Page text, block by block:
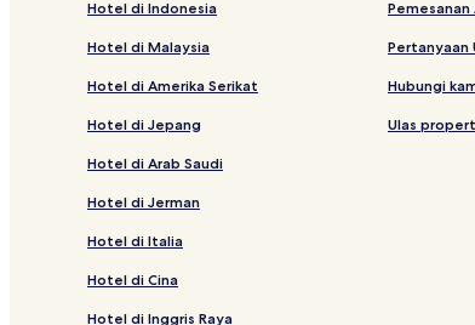
Hotel di Indonesia
Hotel di Malaysia
Hotel di Amerika Serikat
Hotel di Jepang
Hotel di Arab Saudi
Hotel di Jerman
Hotel di Italia
Hotel di Cina
Hotel di Inggris Raya
Pemesanan
Pertanyaan
Hubungi
Ulas